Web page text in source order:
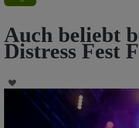
Auch beliebt
Distress Fest